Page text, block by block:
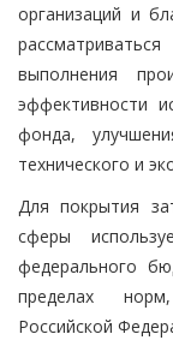
организаций и
выполнения
эффективности
фонда,
технического и
Для покрытия
сферы
федерального
пределах
Российской